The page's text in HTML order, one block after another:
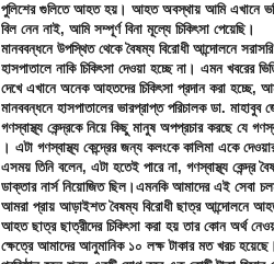
পুলিশের গুলিতে আহত হয়। আহত অবস্থায় আমি এখানে
বিল নেন নাই, আমি সম্পূর্ণ বিনা মূল্যে চিকিৎসা পেয়েছি।
মানববন্ধনে উপস্থিত থেকে বৈষম্য বিরোধী আন্দোলনে
হাসপাতালে নাকি চিকিৎসা দেওয়া হচ্ছে না। এমন
দেখে এখানে অনেক আহতদের চিকিৎসা প্রদান করা হচ্ছে,
মানববন্ধনে হাসপাতালের ভারপ্রাপ্ত পরিচালক ডা. মাহাবুব
গণস্বাস্থ্য কেন্দ্রকে নিয়ে কিছু মানুষ অপপ্রচার করছে যে
। এটা গণস্বাস্থ্য কেন্দ্রের জন্য কলংকে কালিমা একে
এসময় তিনি বলেন, এটা হতেই পারে না, গণস্বাস্থ্য কেন্দ্র
ডাক্তার নার্স নিয়োজিত ছিল।এমনকি আমাদের এই সেবা
আমরা প্রায় আড়াইশত বৈষম্য বিরোধী ছাত্র আন্দোলনে
আহত ছাত্র ছাত্রীদের চিকিৎসা করা হয় তার কোন অর্থ
ক্ষেত্রে আমাদের আনুমানিক ১০ লক্ষ টাকার মত খরচ